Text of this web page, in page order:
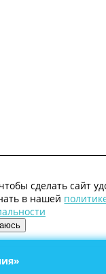
сделать сайт
в нашей